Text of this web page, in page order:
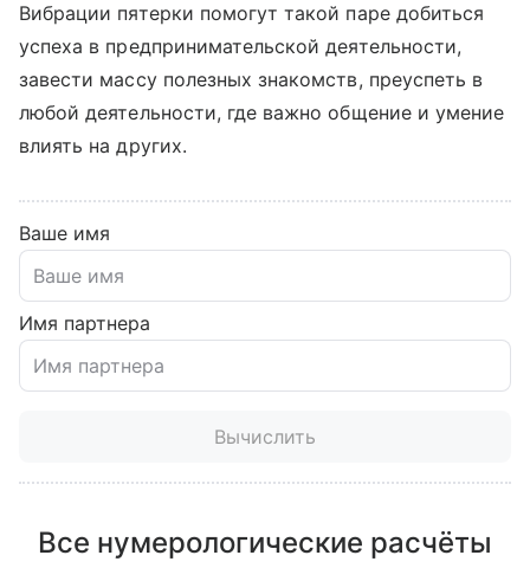
Вибрации пятерки помогут такой паре добиться
успеха в предпринимательской деятельности,
завести массу полезных знакомств, преуспеть в
любой деятельности, где важно общение и умение
влиять на других.
Ваше имя
Имя партнера
Вычислить
Все нумерологические расчёты